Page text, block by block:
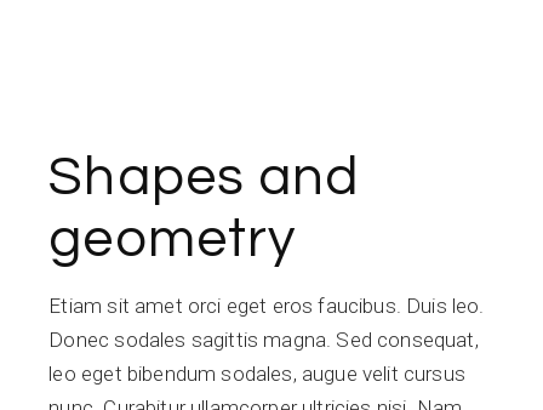
Shapes and
geometry
Etiam sit amet orci eget eros faucibus. Duis leo.
Donec sodales sagittis magna. Sed consequat,
leo eget bibendum sodales, augue velit cursus